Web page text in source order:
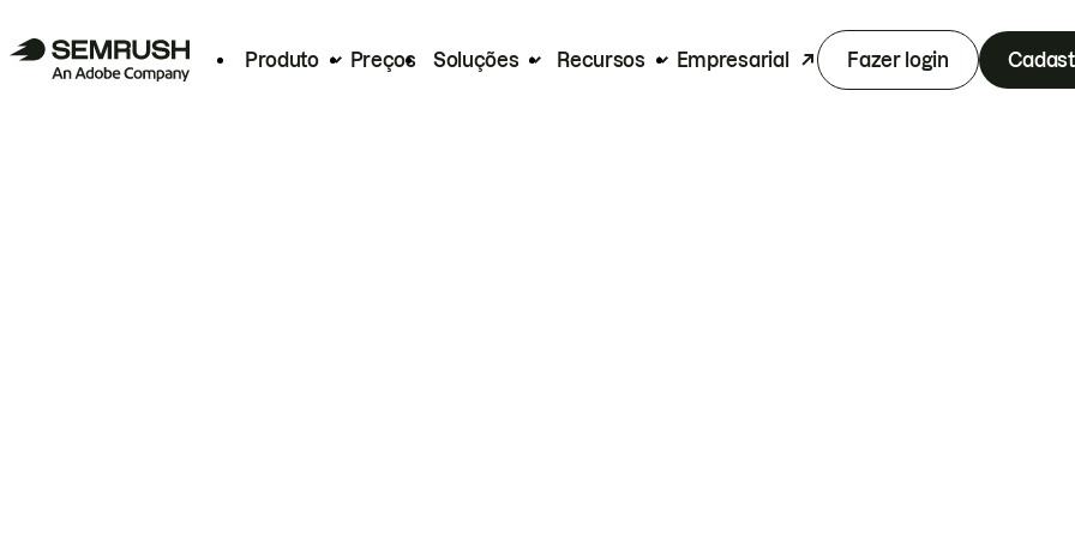
Produto Preços Soluções Recursos Empresarial Fazer login